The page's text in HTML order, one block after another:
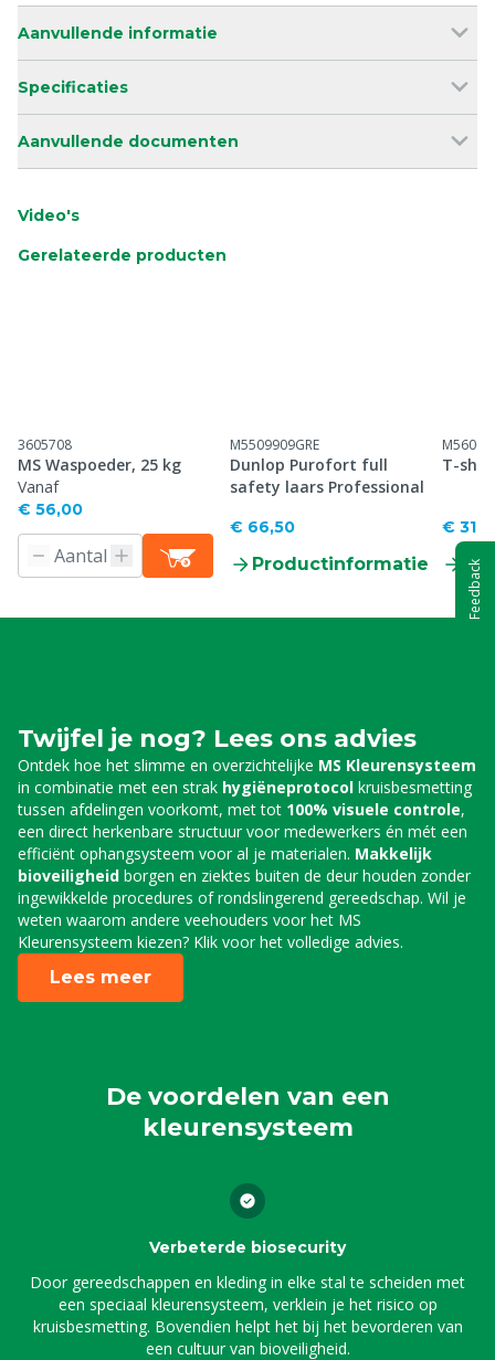
Aanvullende informatie
Specificaties
Aanvullende documenten
Video's
Gerelateerde producten
3605708
MS Waspoeder, 25 kg
Vanaf
€ 56,00
M5509909GRE
Dunlop Purofort full
safety laars Professional
€ 66,50
Productinformatie
T-
€
Twijfel je nog? Lees ons advies
Ontdek hoe het slimme en overzichtelijke MS Kleurensysteem
in combinatie met een strak hygiëneprotocol kruisbesmetting
tussen afdelingen voorkomt, met tot 100% visuele controle,
een direct herkenbare structuur voor medewerkers én mét een
efficiënt ophangsysteem voor al je materialen. Makkelijk
bioveiligheid borgen en ziektes buiten de deur houden zonder
ingewikkelde procedures of rondslingerend gereedschap. Wil je
weten waarom andere veehouders voor het MS
Kleurensysteem kiezen? Klik voor het volledige advies.
Lees meer
De voordelen van een
kleurensysteem
Verbeterde biosecurity
Door gereedschappen en kleding in elke stal te scheiden met
een speciaal kleurensysteem, verklein je het risico op
kruisbesmetting. Bovendien helpt het bij het bevorderen van
een cultuur van bioveiligheid.
Feedback